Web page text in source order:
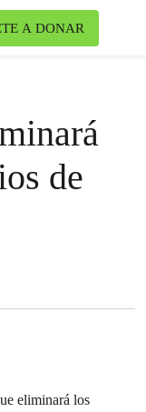
A DONAR
de
eliminará los